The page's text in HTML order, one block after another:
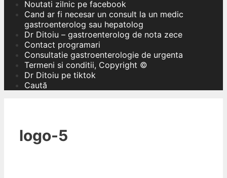
Noutati zilnic pe facebook
Cand ar fi necesar un consult la un medic
gastroenterolog sau hepatolog
Dr Ditoiu – gastroenterolog de nota zece
Contact programari
Consultatie gastroenterologie de urgenta
Termeni si conditii, Copyright ©
Dr Ditoiu pe tiktok
Caută
logo-5